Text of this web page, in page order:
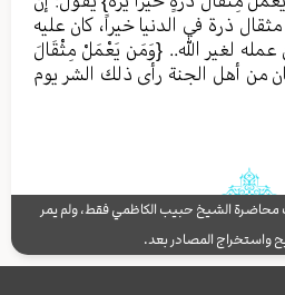
ذرة في الدنيا خيراً، كان عليه
عمله لغير الله.. {وَمَن يَعْمَلْ مِثْقَالَ
من أهل الجنة رأى ذلك الشر يوم
الشيخ حبيب الكاظمي فقط، ولم يمر
واستخراج المصادر بعد.